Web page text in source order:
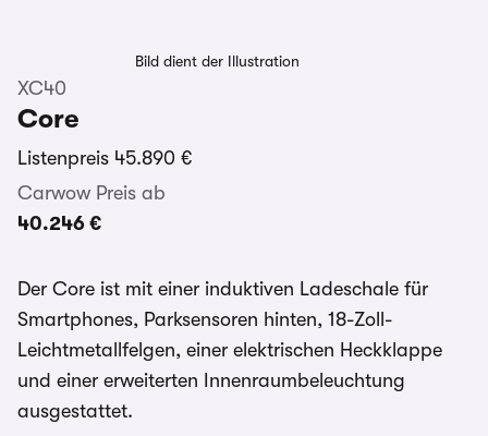
Bild dient der Illustration
XC40
Core
Listenpreis 45.890 €
Carwow Preis ab
40.246 €
Der Core ist mit einer induktiven Ladeschale für
Smartphones, Parksensoren hinten, 18-Zoll-
Leichtmetallfelgen, einer elektrischen Heckklappe
und einer erweiterten Innenraumbeleuchtung
ausgestattet.